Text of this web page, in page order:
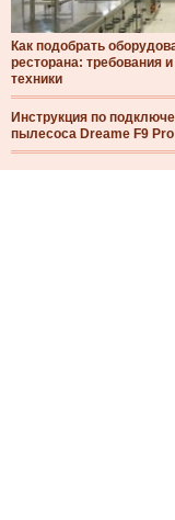
Как подобрать
ресторана: требования
техники
Инструкция по
пылесоса Dreame F9 Pro